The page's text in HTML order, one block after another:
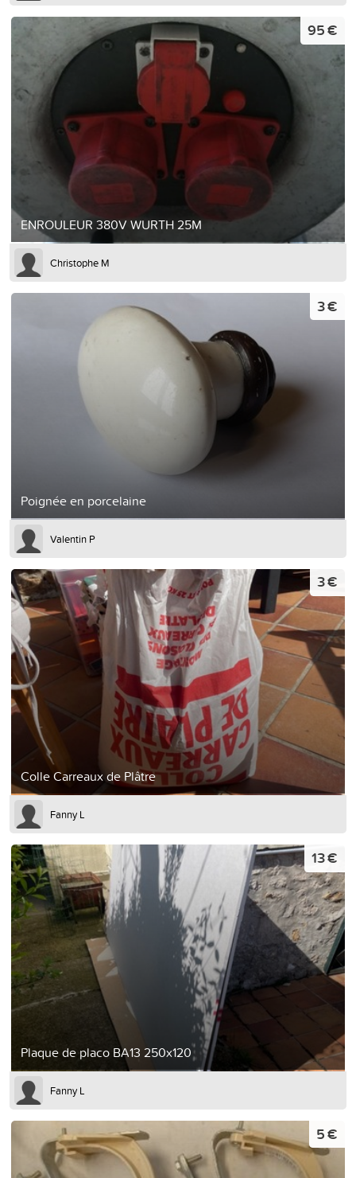
ENROULEUR 380V WURTH 25M
95 €
Christophe M
Poignée en porcelaine
3 €
Valentin P
Colle Carreaux de Plâtre
3 €
Fanny L
Plaque de placo BA13 250x120
13 €
Fanny L
5 €